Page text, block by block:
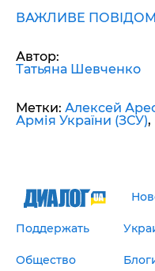
ВАЖЛИВЕ
Автор:
Татьяна Шевченко
Метки: Алексей
Армія України (ЗСУ),
Поддержать
Общество